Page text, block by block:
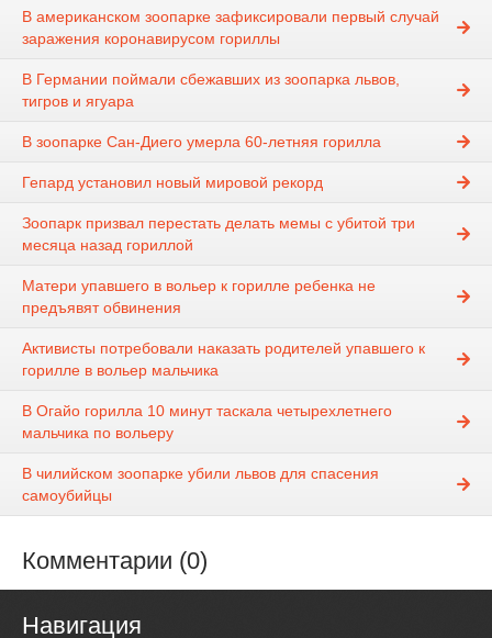
В американском зоопарке зафиксировали первый случай
заражения коронавирусом гориллы
В Германии поймали сбежавших из зоопарка львов,
тигров и ягуара
В зоопарке Сан-Диего умерла 60-летняя горилла
Гепард установил новый мировой рекорд
Зоопарк призвал перестать делать мемы с убитой три
месяца назад гориллой
Матери упавшего в вольер к горилле ребенка не
предъявят обвинения
Активисты потребовали наказать родителей упавшего к
горилле в вольер мальчика
В Огайо горилла 10 минут таскала четырехлетнего
мальчика по вольеру
В чилийском зоопарке убили львов для спасения
самоубийцы
Комментарии (0)
Навигация